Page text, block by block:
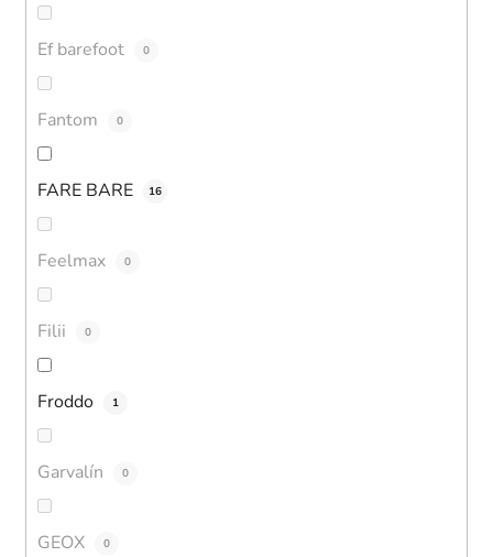
Ef barefoot 0
Fantom 0
FARE BARE 16
Feelmax 0
Filii 0
Froddo 1
Garvalín 0
GEOX 0